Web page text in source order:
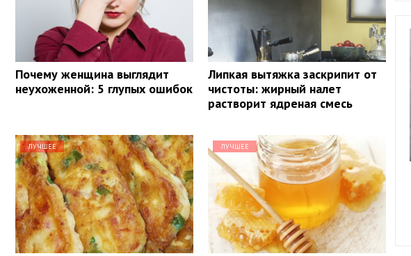
Почему женщина выглядит
неухоженной: 5 глупых ошибок
Липкая вытяжка заскрипит от
чистоты: жирный налет
растворит ядреная смесь
ЛУЧШЕЕ ЛУЧШЕЕ